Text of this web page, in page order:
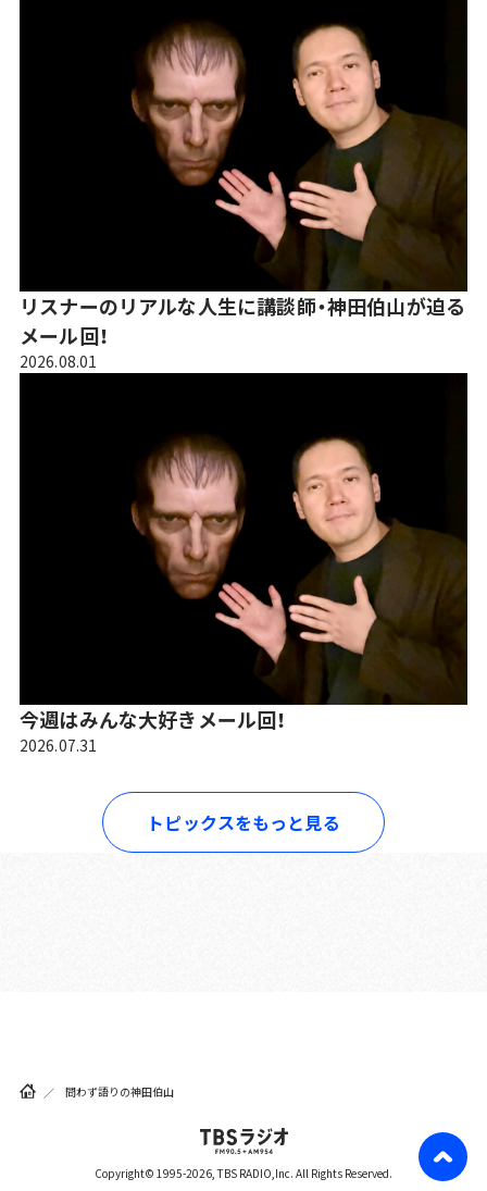
リスナーのリアルな人生に講談師・神田伯山が迫る
メール回！
2026.08.01
今週はみんな大好きメール回！
2026.07.31
トピックスをもっと見る
問わず語りの神田伯山
Copyright© 1995-2026, TBS RADIO,Inc. All Rights Reserved.